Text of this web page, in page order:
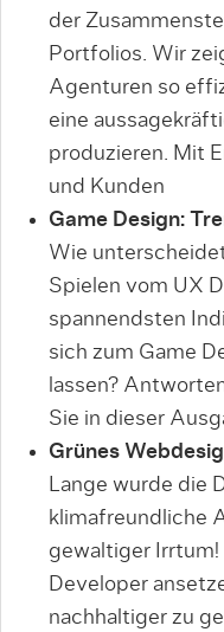
der
Portfolios. Wir
Agenturen so
eine
produzieren. Mit
und Kunden
Game Design:
Wie
Spielen vom UX
spannendsten
sich zum Game
lassen?
Sie in dieser
Grünes
Lange wurde die
klimafreundliche
gewaltiger Irrtum!
Developer
nachhaltiger zu